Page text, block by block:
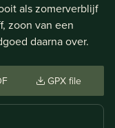
als zomerverblijf
zoon van een
daarna over.
GPX file